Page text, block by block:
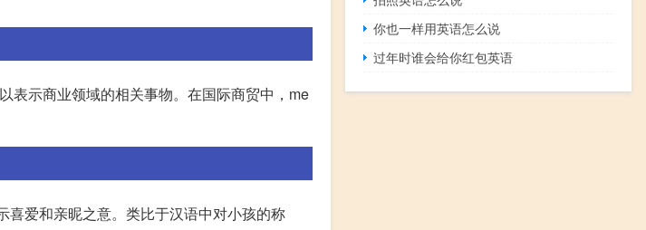
表示商业领域的相关事物。在国际商贸中，me
爱和亲昵之意。类比于汉语中对小孩的称
你也一样用英语怎么说
过年时谁会给你红包英语